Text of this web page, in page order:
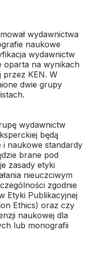
wydawnictwa
naukowe
wydawnictw
oparta na wynikach
przez KEN. W
dwie grupy
wydawnictw
będą
i naukowe standardy
brane pod
zasady etyki
nieuczciwym
zgodnie
Etyki Publikacyjnej
Ethics) oraz czy
naukowej dla
lub monografii